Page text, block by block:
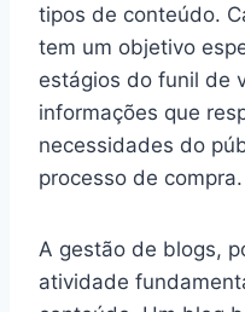
tipos de conteúdo.
tem um objetivo
estágios do funil de
informações que
necessidades do
processo de compra.
A gestão de blogs,
atividade